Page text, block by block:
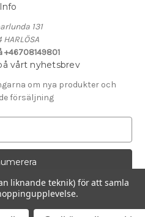
Info
131
HARLÖSA
+46708149801
vårt nyhetsbrev
om nya produkter och
försäljning
BigCommerce
i Hammarlunda
liknande teknik) för att samla